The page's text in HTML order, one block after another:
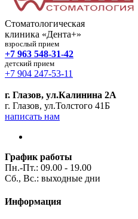
Стоматологическая
клиника «Дента+»
взрослый прием
+7 963 548-31-42
детский прием
+7 904 247-53-11
г. Глазов, ул.Калинина 2А
г. Глазов, ул.Толстого 41Б
написать нам
График работы
Пн.-Пт.: 09.00 - 19.00
Сб., Вс.: выходные дни
Информация